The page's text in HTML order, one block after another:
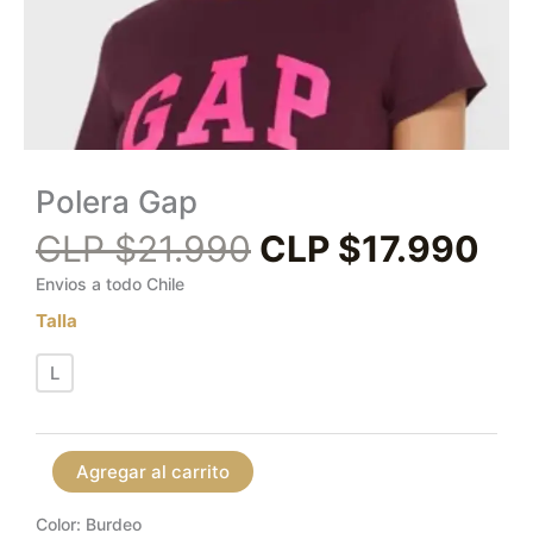
Polera Gap
CLP $21.990 CLP $17.990
Envios a todo Chile
Talla
L
Agregar al carrito
Color: Burdeo